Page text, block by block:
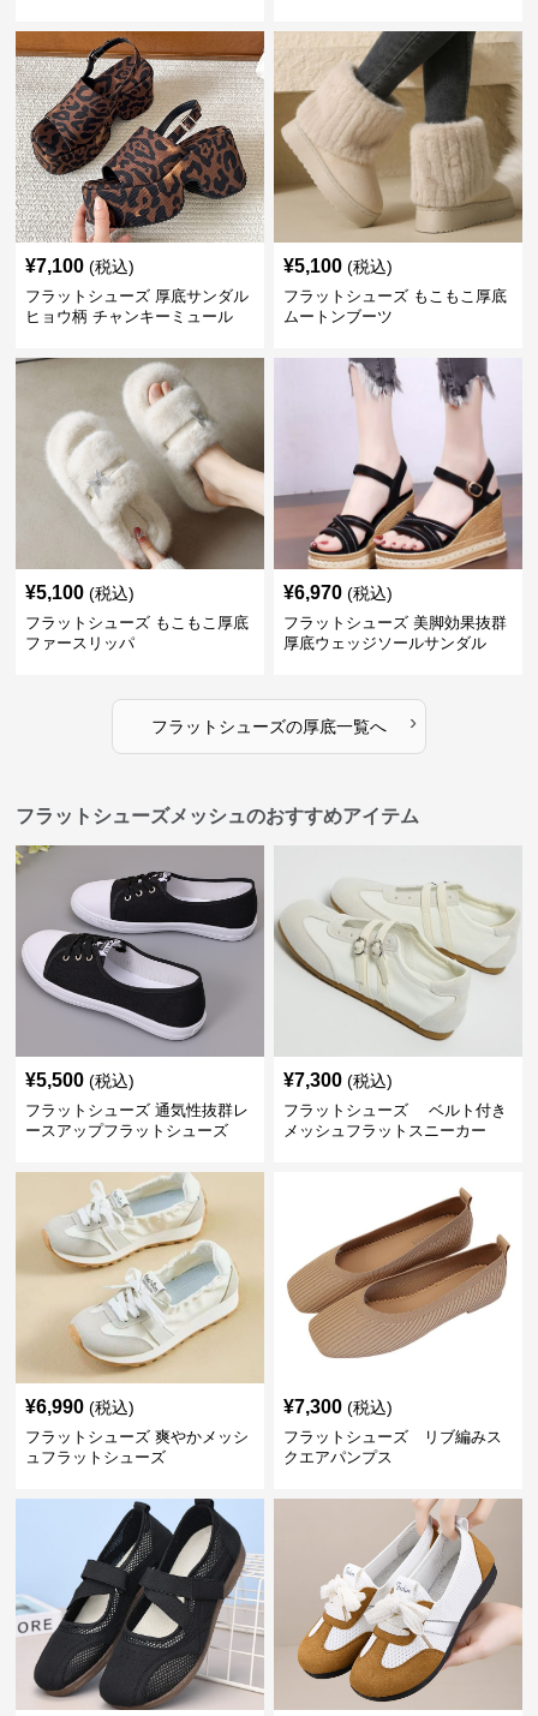
¥7,100 (税込)
フラットシューズ 厚底サンダル
ヒョウ柄 チャンキーミュール
¥5,100 (税込)
フラットシューズ もこもこ厚底
ムートンブーツ
¥5,100 (税込)
フラットシューズ もこもこ厚底
ファースリッパ
¥6,970 (税込)
フラットシューズ 美脚効果抜群
厚底ウェッジソールサンダル
フラットシューズの厚底一覧へ ›
フラットシューズメッシュのおすすめアイテム
¥5,500 (税込)
フラットシューズ 通気性抜群レ
ースアップフラットシューズ
¥7,300 (税込)
フラットシューズ ベルト付き
メッシュフラットスニーカー
¥6,990 (税込)
フラットシューズ 爽やかメッシ
ュフラットシューズ
¥7,300 (税込)
フラットシューズ リブ編みス
クエアパンプス